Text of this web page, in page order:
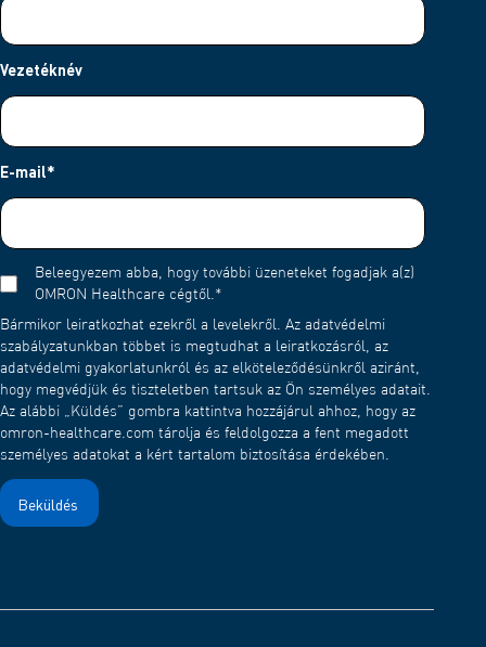
Vezetéknév
E-mail*
Beleegyezem abba, hogy további üzeneteket fogadjak a(z)
OMRON Healthcare cégtől.*
Bármikor leiratkozhat ezekről a levelekről. Az adatvédelmi
szabályzatunkban többet is megtudhat a leiratkozásról, az
adatvédelmi gyakorlatunkról és az elköteleződésünkről aziránt,
hogy megvédjük és tiszteletben tartsuk az Ön személyes adatait.
Az alábbi „Küldés” gombra kattintva hozzájárul ahhoz, hogy az
omron-healthcare.com tárolja és feldolgozza a fent megadott
személyes adatokat a kért tartalom biztosítása érdekében.